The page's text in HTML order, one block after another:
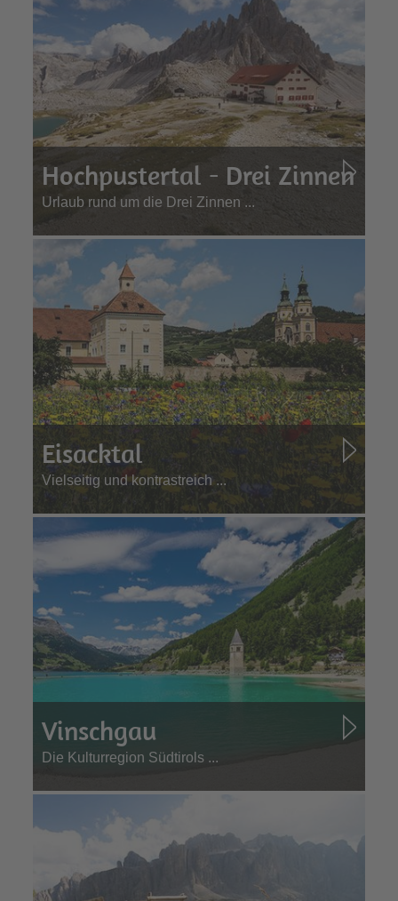
Hochpustertal - Drei Zinnen
Urlaub rund um die Drei Zinnen ...
Eisacktal
Vielseitig und kontrastreich ...
Vinschgau
Die Kulturregion Südtirols ...